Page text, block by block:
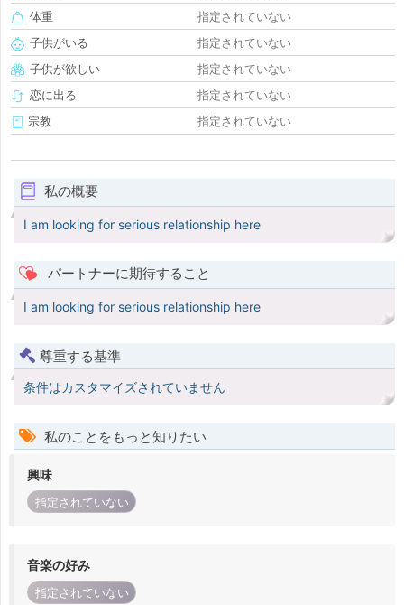
体重
指定されていない
子供がいる
指定されていない
子供が欲しい
指定されていない
恋に出る
指定されていない
宗教
指定されていない
私の概要
I am looking for serious relationship here
パートナーに期待すること
I am looking for serious relationship here
尊重する基準
条件はカスタマイズされていません
私のことをもっと知りたい
興味
指定されていない
音楽の好み
指定されていない